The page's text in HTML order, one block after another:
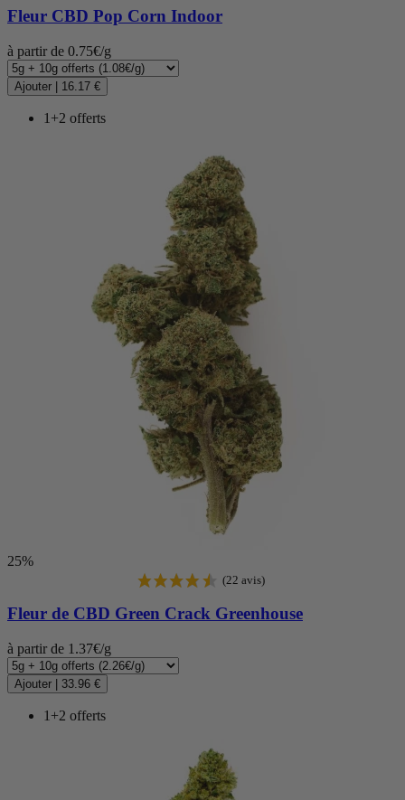
(363 avis)
Fleur CBD Pop Corn Indoor
à partir de 0.75€/g
Ajouter 16.17 €
1+2 offerts
25%
Fleur de CBD Green Crack Greenhouse
à partir de 1.37€/g
Ajouter 33.96 €
1+2 offerts